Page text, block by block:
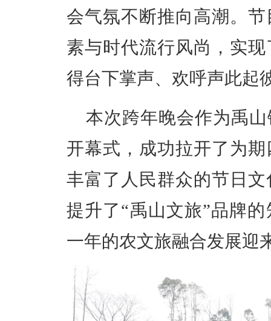
尽管天公不作美，却丝
分，晚会在欢快的开场
经典重温，也有潮流新
瞬间点燃了现场观众的
唱，充满了浓郁的乡土
组合、张鑫雨等艺人轮
会气氛不断推向高潮。
素与时代流行风尚，实